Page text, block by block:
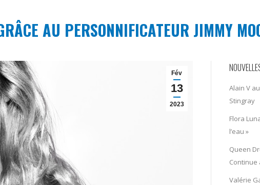
AU PERSONNIFICATEUR JIMMY
Fév
13
2023
Alain V
Stingray
Flora
l’eau »
Queen
Continue
Valérie